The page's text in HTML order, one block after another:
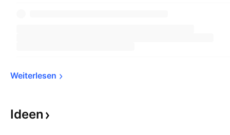
Weiterlesen
Ideen